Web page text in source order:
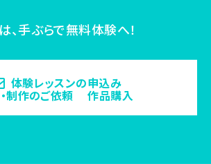
、手ぶらで無料体験へ！
体験レッスンの申込み
制作のご依頼 作品購入